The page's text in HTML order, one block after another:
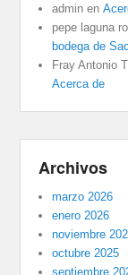
admin en
pepe laguna
bodega de
Fray Antonio
Acerca de
Archivos
marzo 2026
enero 2026
noviembre
octubre 2025
septiembre